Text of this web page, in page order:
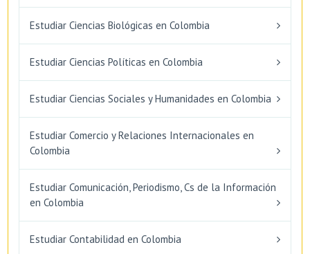
Estudiar Ciencias Biológicas en Colombia
Estudiar Ciencias Políticas en Colombia
Estudiar Ciencias Sociales y Humanidades en Colombia
Estudiar Comercio y Relaciones Internacionales en
Colombia
Estudiar Comunicación, Periodismo, Cs de la Información
en Colombia
Estudiar Contabilidad en Colombia